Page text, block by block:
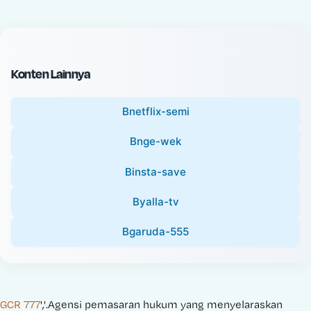
c
e
Konten Lainnya
Bnetflix-semi
Bnge-wek
Binsta-save
Byalla-tv
Bgaruda-555
GCR 777','.Agensi pemasaran hukum yang menyelaraskan